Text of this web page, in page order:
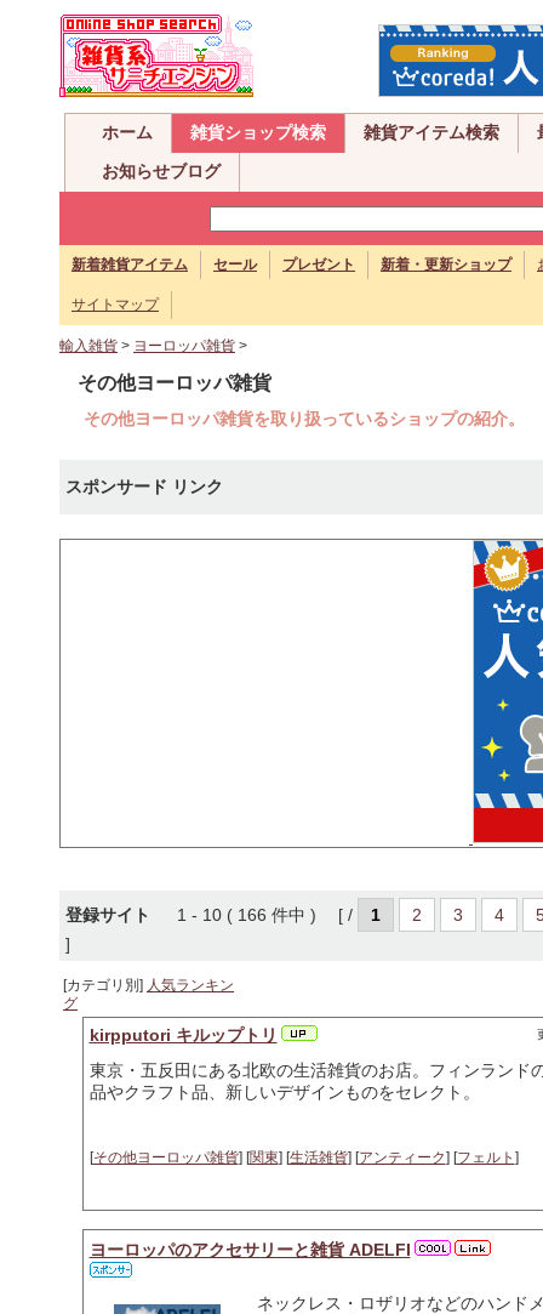
ホーム 雑貨ショップ検索 雑貨アイテム検索
お知らせブログ
新着雑貨アイテム セール プレゼント 新着・更新ショップ
サイトマップ
輸入雑貨 > ヨーロッパ雑貨 >
その他ヨーロッパ雑貨
その他ヨーロッパ雑貨を取り扱っているショップの紹介。
スポンサード リンク
登録サイト 1 - 10 ( 166 件中 ) [ / 1 2 3 4
]
[カテゴリ別] 人気ランキン
グ
kirpputori キルップトリ
東京・五反田にある北欧の生活雑貨のお店。フィンランド
品やクラフト品、新しいデザインものをセレクト。
[その他ヨーロッパ雑貨] [関東] [生活雑貨] [アンティーク] [フェルト ]
ヨーロッパのアクセサリーと雑貨 ADELFI
ネックレス・ロザリオなどのハンド